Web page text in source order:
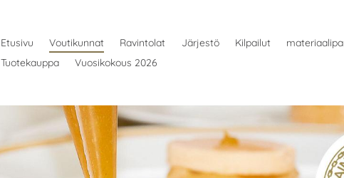
Etusivu Voutikunnat Ravintolat Järjestö Kilpailut
Tuotekauppa
Vuosikokous 2026